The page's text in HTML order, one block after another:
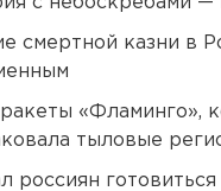
смертной казни в
«Фламинго»,
тыловые
россиян готовиться